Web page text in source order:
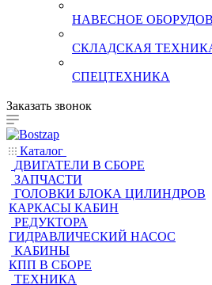
НАВЕСНОЕ
СКЛАДСКАЯ ТЕХНИКА
СПЕЦТЕХНИКА
Заказать звонок
Каталог
ДВИГАТЕЛИ В СБОРЕ
ЗАПЧАСТИ
ГОЛОВКИ БЛОКА ЦИЛИНДРОВ
КАРКАСЫ КАБИН
РЕДУКТОРА
ГИДРАВЛИЧЕСКИЙ НАСОС
КАБИНЫ